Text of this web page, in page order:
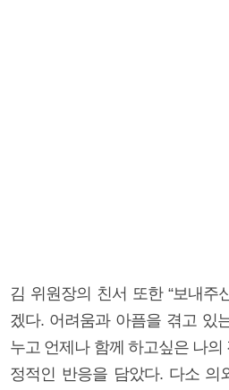
김 위원장의 친서 또한 “보내주
겠다. 어려움과 아픔을 겪고 있
누고 언제나 함께 하고싶은 나의
정적인 반응을 담았다. 다소 의